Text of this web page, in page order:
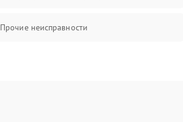
Прочие неисправности